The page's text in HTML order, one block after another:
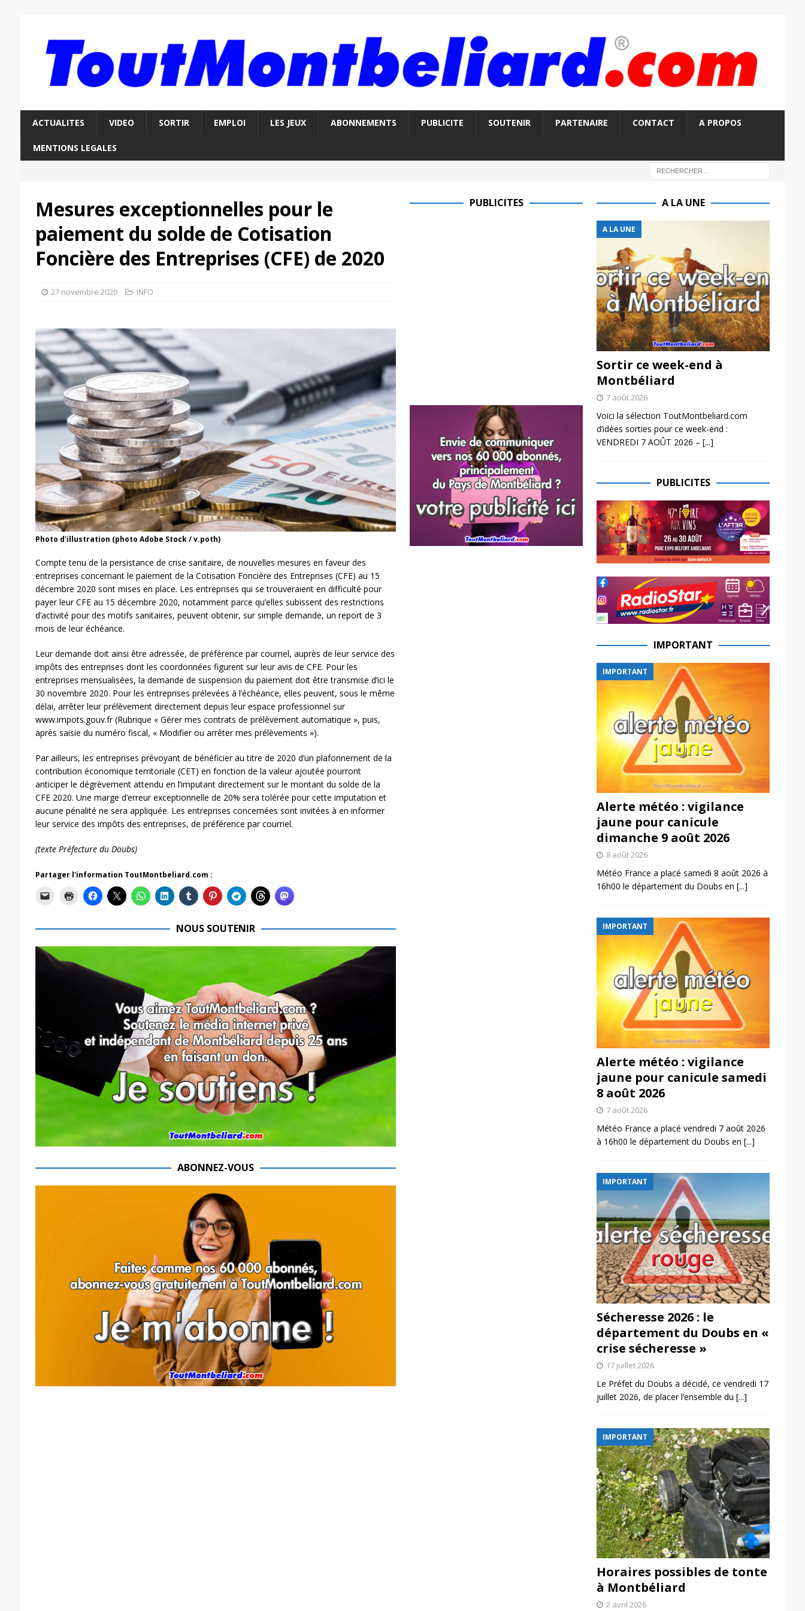
ACTUALITES VIDEO SORTIR EMPLOI LES JEUX ABONNEMENTS PUBLICITE SOUTENIR PARTENAIRE CONTACT A PROPOS
MENTIONS LEGALES
Mesures exceptionnelles pour le
paiement du solde de Cotisation
Foncière des Entreprises (CFE) de 2020
27 novembre 2020 INFO
Photo d'illustration (photo Adobe Stock / v.poth)
Compte tenu de la persistance de crise sanitaire, de nouvelles mesures en faveur des
entreprises concernant le paiement de la Cotisation Foncière des Entreprises (CFE) au 15
décembre 2020 sont mises en place. Les entreprises qui se trouveraient en difficulté pour
payer leur CFE au 15 décembre 2020, notamment parce qu’elles subissent des restrictions
d’activité pour des motifs sanitaires, peuvent obtenir, sur simple demande, un report de 3
mois de leur échéance.
Leur demande doit ainsi être adressée, de préférence par courriel, auprès de leur service des
impôts des entreprises dont les coordonnées figurent sur leur avis de CFE. Pour les
entreprises mensualisées, la demande de suspension du paiement doit être transmise d’ici le
30 novembre 2020. Pour les entreprises prélevées à l’échéance, elles peuvent, sous le même
délai, arrêter leur prélèvement directement depuis leur espace professionnel sur
www.impots.gouv.fr (Rubrique « Gérer mes contrats de prélèvement automatique », puis,
après saisie du numéro fiscal, « Modifier ou arrêter mes prélèvements »).
Par ailleurs, les entreprises prévoyant de bénéficier au titre de 2020 d’un plafonnement de la
contribution économique territoriale (CET) en fonction de la valeur ajoutée pourront
anticiper le dégrèvement attendu en l’imputant directement sur le montant du solde de la
CFE 2020. Une marge d’erreur exceptionnelle de 20% sera tolérée pour cette imputation et
aucune pénalité ne sera appliquée. Les entreprises concernées sont invitées à en informer
leur service des impôts des entreprises, de préférence par courriel.
(texte Préfecture du Doubs)
Partager l'information ToutMontbeliard.com :
NOUS SOUTENIR
ABONNEZ-VOUS
PUBLICITES A LA UNE
A LA UNE
Sortir ce week-end à
Montbéliard
7 août 2026
Voici la sélection ToutMontbeliard.com
d’idées sorties pour ce week-end :
VENDREDI 7 AOÛT 2026 – [...]
PUBLICITES
IMPORTANT
IMPORTANT
Alerte météo : vigilance
jaune pour canicule
dimanche 9 août 2026
8 août 2026
Météo France a placé samedi 8 août 2026 à
16h00 le département du Doubs en [...]
IMPORTANT
Alerte météo : vigilance
jaune pour canicule samedi
8 août 2026
7 août 2026
Météo France a placé vendredi 7 août 2026
à 16h00 le département du Doubs en [...]
IMPORTANT
Sécheresse 2026 : le
département du Doubs en «
crise sécheresse »
17 juillet 2026
Le Préfet du Doubs a décidé, ce vendredi 17
juillet 2026, de placer l’ensemble du [...]
IMPORTANT
Horaires possibles de tonte
à Montbéliard
2 avril 2026